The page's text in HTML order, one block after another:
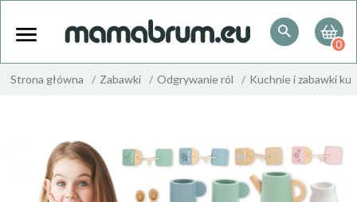
0
Strona główna Zabawki Odgrywanie ról Kuchnie i zabawki